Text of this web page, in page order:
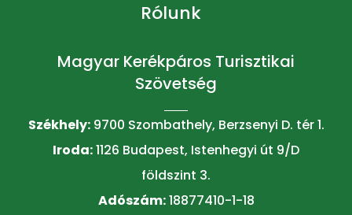
Rólunk
Magyar Kerékpáros Turisztikai
Szövetség
Székhely:9700 Szombathely, Berzsenyi D. tér 1.
Iroda:1126 Budapest, Istenhegyi út 9/D
földszint 3.
Adószám:18877410-1-18